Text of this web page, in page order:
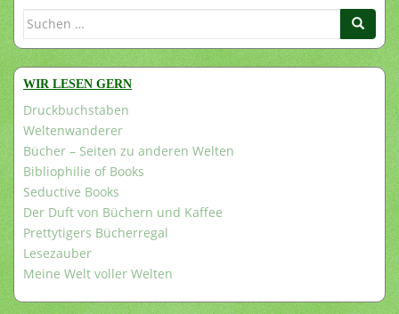
Suchen
WIR LESEN GERN
Druckbuchstaben
Weltenwanderer
Bücher – Seiten zu anderen Welten
Bibliophilie of Books
Seductive Books
Der Duft von Büchern und Kaffee
Prettytigers Bücherregal
Lesezauber
Meine Welt voller Welten